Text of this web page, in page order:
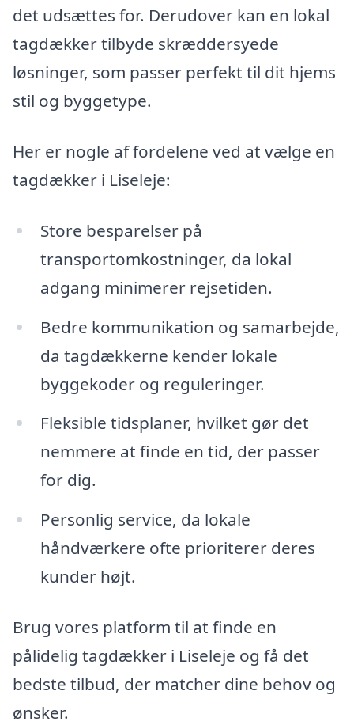
det udsættes for. Derudover kan en lokal
tagdækker tilbyde skræddersyede
løsninger, som passer perfekt til dit hjems
stil og byggetype.
Her er nogle af fordelene ved at vælge en
tagdækker i Liseleje:
Store besparelser på
transportomkostninger, da lokal
adgang minimerer rejsetiden.
Bedre kommunikation og samarbejde,
da tagdækkerne kender lokale
byggekoder og reguleringer.
Fleksible tidsplaner, hvilket gør det
nemmere at finde en tid, der passer
for dig.
Personlig service, da lokale
håndværkere ofte prioriterer deres
kunder højt.
Brug vores platform til at finde en
pålidelig tagdækker i Liseleje og få det
bedste tilbud, der matcher dine behov og
ønsker.